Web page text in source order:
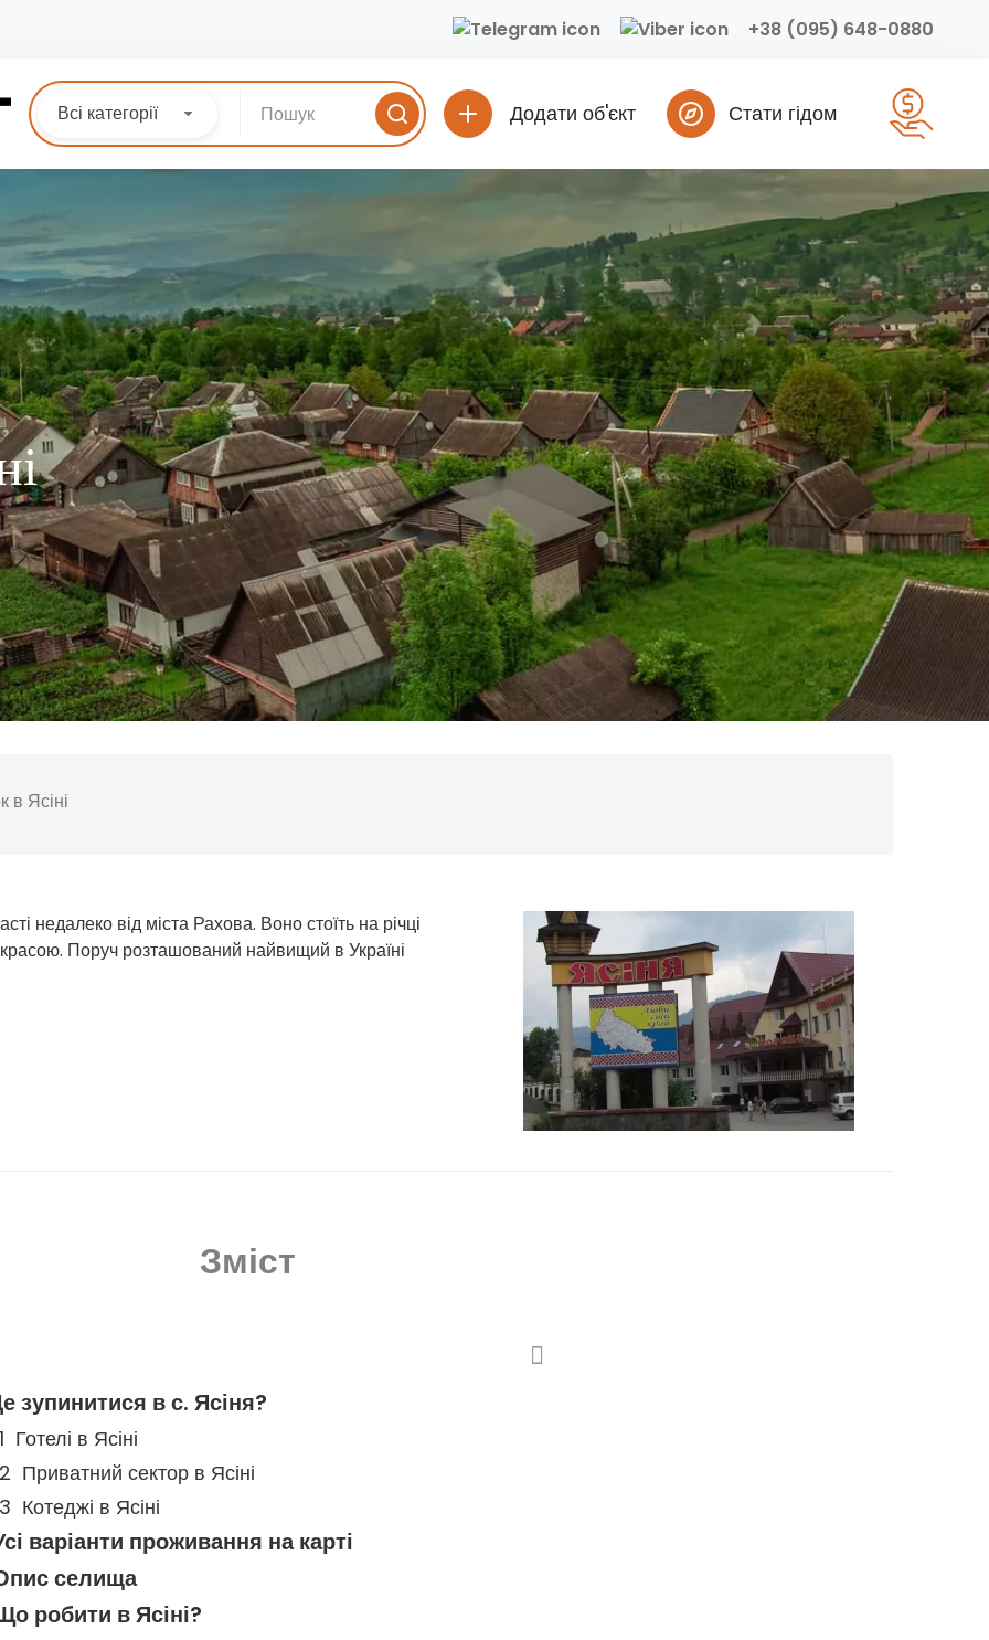
+38 (095) 648-0880
Всі категорії Додати об'єкт Стати гідом
в Ясіні
недалеко від міста Рахова. Воно стоїть на річці
Поруч розташований найвищий в Україні
Зміст
зупинитися в с. Ясіня?
Готелі в Ясіні
Приватний сектор в Ясіні
Котеджі в Ясіні
варіанти проживання на карті
селища
робити в Ясіні?